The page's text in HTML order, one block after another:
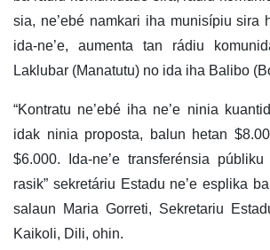
sia, ne’ebé namkari iha munisípiu sira
ida-ne’e, aumenta tan rádiu
Laklubar (Manatutu) no ida iha Balibo
“Kontratu ne’ebé iha ne’e ninia
idak ninia proposta, balun hetan
$6.000. Ida-ne’e transferénsia
rasik” sekretáriu Estadu ne’e esplika
salaun Maria Gorreti, Sekretariu
Kaikoli, Dili, ohin.